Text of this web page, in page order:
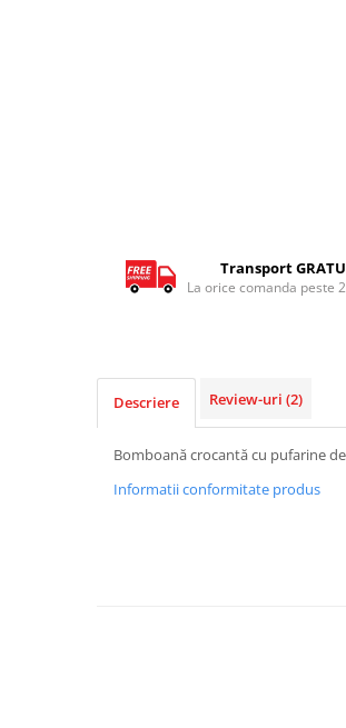
Transport
La orice comanda peste
Descriere Review-uri (2)
Bomboană crocantă cu pufarine
Informatii conformitate produs